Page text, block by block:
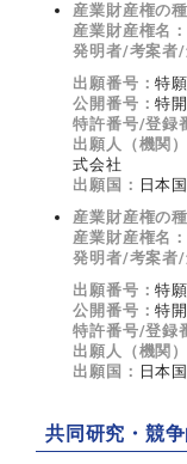
産業財産権の
産業財産権名：
発明者/考案者/
出願番号：特
公開番号：特
特許番号/登録
出願人（機関）
式会社
出願国： 日本国
産業財産権の
産業財産権名：
発明者/考案者/
出願番号：特
公開番号：特
特許番号/登録
出願人（機関）
出願国： 日本国
共同研究・競